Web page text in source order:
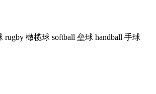
rugby 橄榄球 softball 垒球 handball 手球